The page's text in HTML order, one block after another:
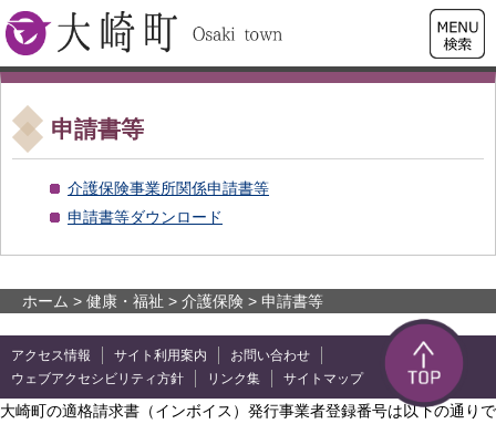
大崎町
検索・
共通メ
ニュー
申請書等
介護保険事業所関係申請書等
申請書等ダウンロード
ホーム > 健康・福祉 > 介護保険 > 申請書等
アクセス情報 サイト利用案内
お問い合わせ
ウェブアクセシビリティ方針
リンク集 サイトマップ
大崎町の適格請求書（インボイス）発行事業者登録番号は以下の通りで